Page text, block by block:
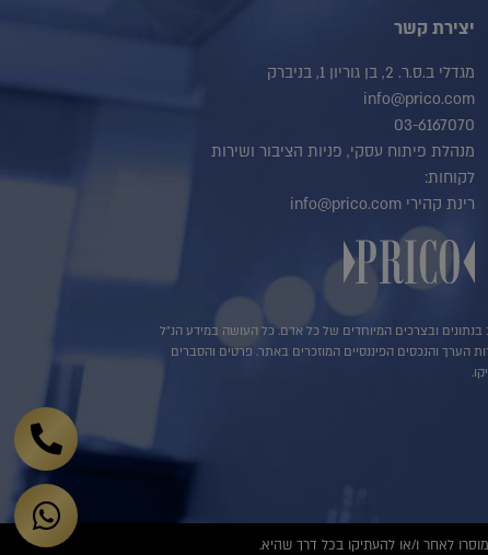
יצירת קשר
מגדלי ב.ס.ר. 2, בן גוריון 1, בניברק
info@prico.com
03-6167070
מנהלת פיתוח עסקי, פניות הציבור ושירות
לקוחות:
רינת קהירי info@prico.com
בנתונים ובצרכים המיוחדים של כל אדם. כל העושה במידע הנ"ל
הערך והנכסים הפיננסיים המוזכרים באתר. פרטים והסברים